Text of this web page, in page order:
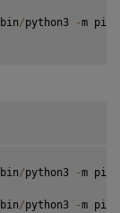
bin/python3 -m
bin/python3 -m
bin/python3 -m pip